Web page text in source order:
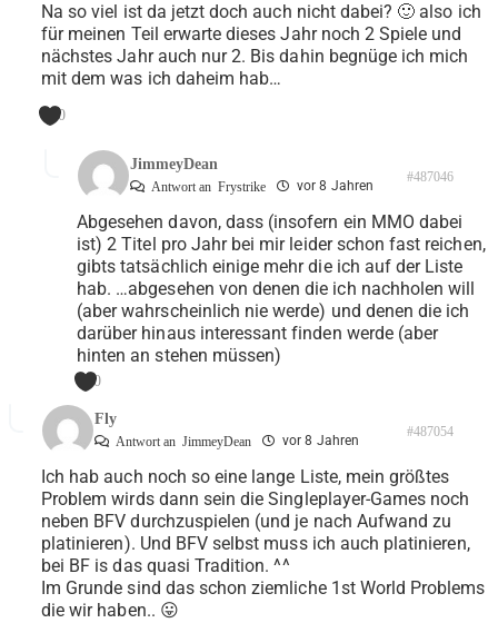
Na so viel ist da jetzt doch auch nicht dabei? 🙂 also ich
für meinen Teil erwarte dieses Jahr noch 2 Spiele und
nächstes Jahr auch nur 2. Bis dahin begnüge ich mich
mit dem was ich daheim hab…
0
JimmeyDean
Antwort an Frystrike vor 8 Jahren
#487046
Abgesehen davon, dass (insofern ein MMO dabei
ist) 2 Titel pro Jahr bei mir leider schon fast reichen,
gibts tatsächlich einige mehr die ich auf der Liste
hab. …abgesehen von denen die ich nachholen will
(aber wahrscheinlich nie werde) und denen die ich
darüber hinaus interessant finden werde (aber
hinten an stehen müssen)
0
Fly
Antwort an JimmeyDean vor 8 Jahren
#487054
Ich hab auch noch so eine lange Liste, mein größtes
Problem wirds dann sein die Singleplayer-Games noch
neben BFV durchzuspielen (und je nach Aufwand zu
platinieren). Und BFV selbst muss ich auch platinieren,
bei BF is das quasi Tradition. ^^
Im Grunde sind das schon ziemliche 1st World Problems
die wir haben.. 😛